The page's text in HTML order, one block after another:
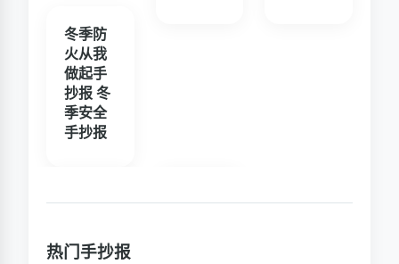
冬季防
火从我
做起手
抄报 冬
季安全
手抄报
热门手抄报